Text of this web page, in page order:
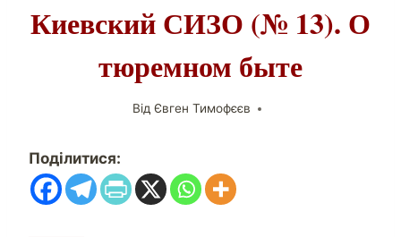
Киевский СИЗО (№ 13). О
тюремном быте
Від Євген Тимофєєв
Поділитися: